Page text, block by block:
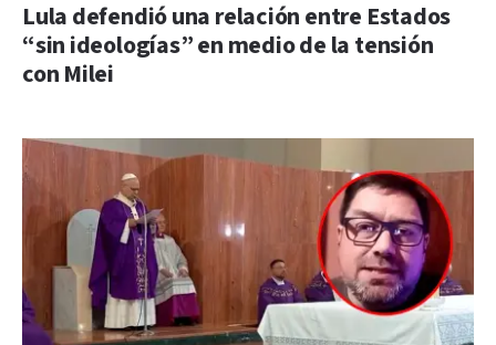
Lula defendió una relación entre Estados
“sin ideologías” en medio de la tensión
con Milei